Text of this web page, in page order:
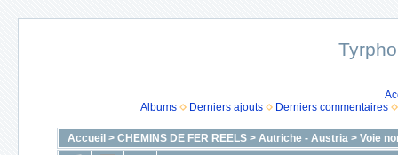
Albums
Derniers ajouts Derniers commentaires
Accueil > CHEMINS DE FER REELS> Autriche - Austria> Voie